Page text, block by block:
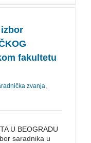
izbor
fakultetu
zvanja,
U BEOGRADU
saradnika u